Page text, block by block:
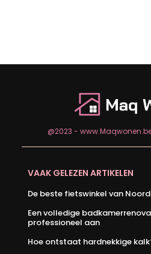
@2023 -
VAAK GELEZEN ARTIKELEN
De beste fietswinkel van
Een volledige
professioneel aan
Hoe ontstaat hardnekkige